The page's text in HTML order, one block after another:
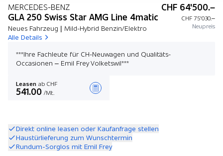
MERCEDES-BENZ
GLA 250 Swiss Star AMG Line 4matic
Neues Fahrzeug | Mild-Hybrid Benzin/Elektro
Alle Details
CHF 64'500.–
CHF 75'030.–
Neupreis
***Ihre Fachleute für CH-Neuwagen und Qualitäts-
Occasionen – Emil Frey Volketswil***
Leasen ab CHF
541.00 /Mt.
Direkt online leasen oder Kaufanfrage stellen
Haustürlieferung zum Wunschtermin
Rundum-Sorglos mit Emil Frey